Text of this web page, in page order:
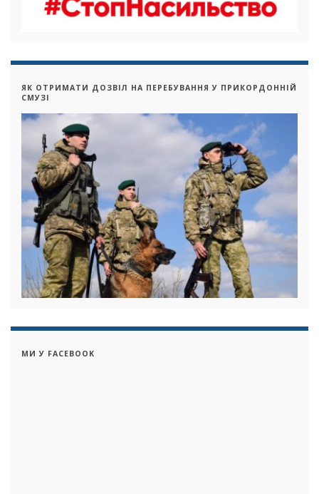
ЯК ОТРИМАТИ ДОЗВІЛ НА ПЕРЕБУВАННЯ У ПРИКОРДОННІЙ
СМУЗІ
МИ У FACEBOOK